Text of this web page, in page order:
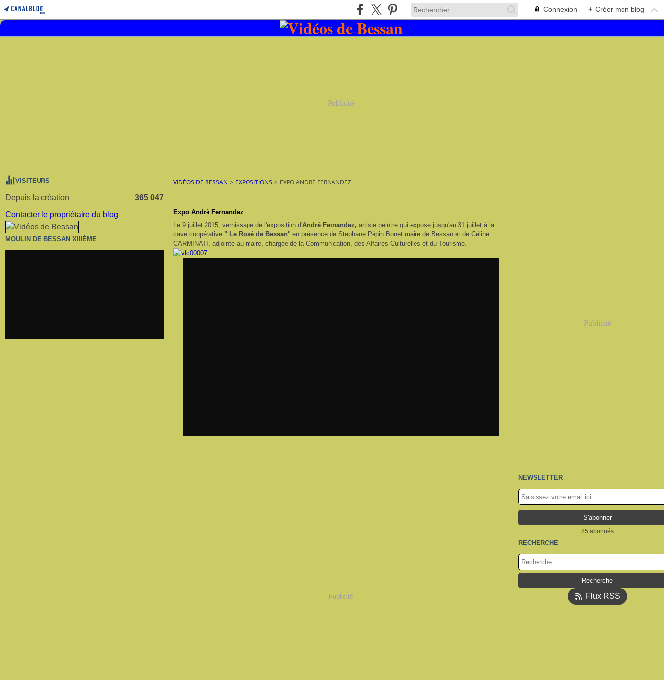
Connexion + Créer mon blog
Publicité
VISITEURS
Depuis la création
365 047
Contacter le propriétaire du blog
MOULIN DE BESSAN XIIIÈME
VIDÉOS DE BESSAN > EXPOSITIONS > EXPO ANDRÉ FERNANDEZ
Expo André Fernandez
Le 9 juillet 2015, vernissage de l'exposition d'André Fernandez, artiste peintre qui expose jusqu'au 31 juillet à la
cave coopérative " Le Rosé de Bessan" en présence de Stephane Pépin Bonet maire de Bessan et de Céline
CARMINATI, adjointe au maire, chargée de la Communication, des Affaires Culturelles et du Tourisme.
Publicité
Publicité
NEWSLETTER
85 abonnés
RECHERCHE
Flux RSS